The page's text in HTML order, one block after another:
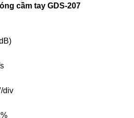
cầm tay GDS-207
div